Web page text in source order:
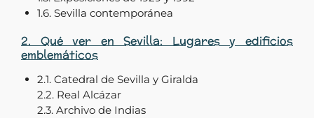
1.6. Sevilla contemporánea
2. Qué ver en Sevilla: Lugares y edificios
emblemáticos
2.1. Catedral de Sevilla y Giralda
2.2. Real Alcázar
2.3. Archivo de Indias